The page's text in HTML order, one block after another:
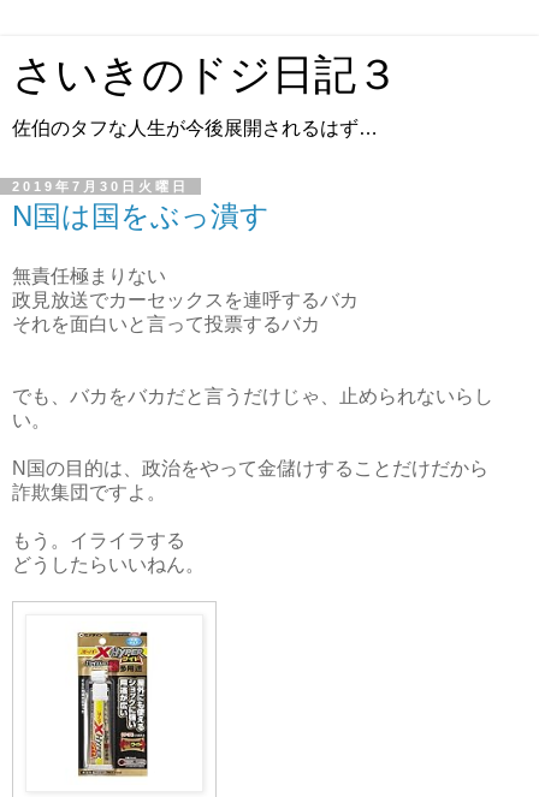
さいきのドジ日記３
佐伯のタフな人生が今後展開されるはず…
2019年7月30日火曜日
N国は国をぶっ潰す
無責任極まりない
政見放送でカーセックスを連呼するバカ
それを面白いと言って投票するバカ
でも、バカをバカだと言うだけじゃ、止められないらし
い。
N国の目的は、政治をやって金儲けすることだけだから
詐欺集団ですよ。
もう。イライラする
どうしたらいいねん。